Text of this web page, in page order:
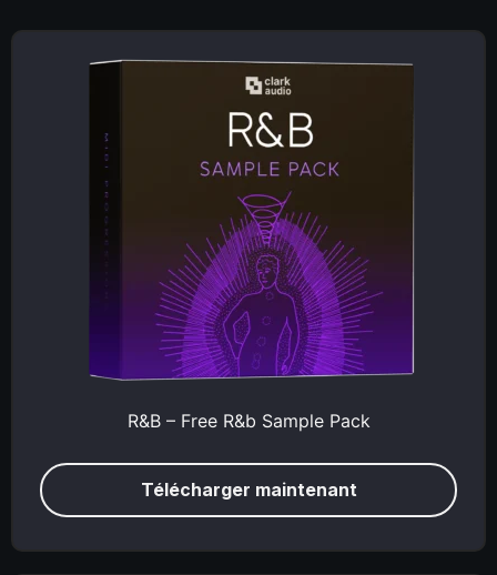
R&B – Free R&b Sample Pack
Télécharger maintenant